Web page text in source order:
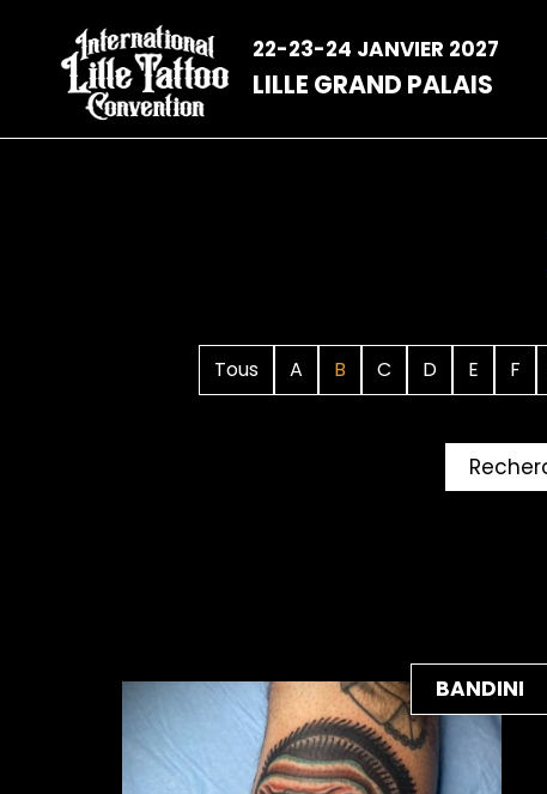
contenu
22-23-24 JANVIER 2027
LILLE GRAND PALAIS
Tous A B C D E F
BANDINI